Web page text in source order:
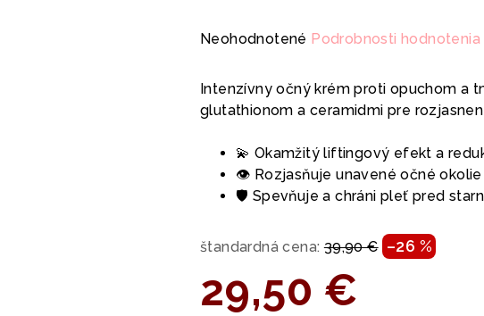
Priemerné
produktu
je
0,0
hviezdičiek.
Neohodnotené Podrobnosti hodnotenia
Intenzívny očný krém proti opuchom a
glutathionom a ceramidmi pre
💫 Okamžitý liftingový efekt a
👁 Rozjasňuje unavené očné
🛡 Spevňuje a chráni pleť pred
štandardná cena: 39,90 € –26 %
29,50 €